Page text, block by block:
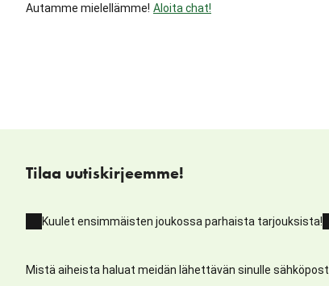
Autamme mielellämme! Aloita chat!
Tilaa uutiskirjeemme!
Kuulet ensimmäisten joukossa parhaista tarjouksista!
Mistä aiheista haluat meidän lähettävän sinulle